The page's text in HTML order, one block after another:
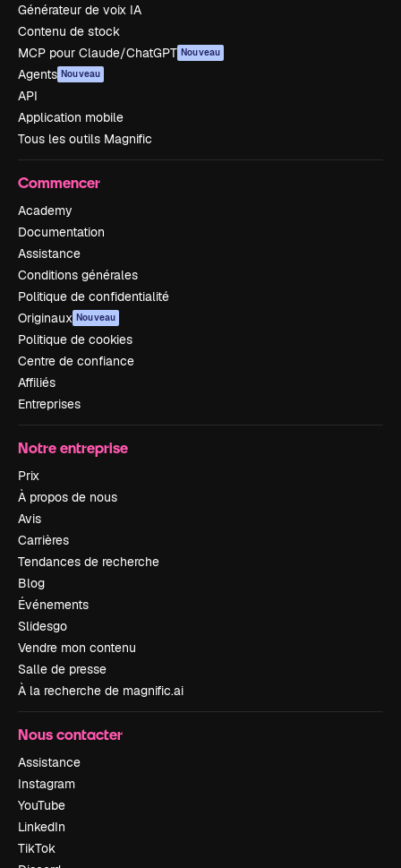
Générateur de voix IA
Contenu de stock
MCP pour Claude/ChatGPT Nouveau
Agents Nouveau
API
Application mobile
Tous les outils Magnific
Commencer
Academy
Documentation
Assistance
Conditions générales
Politique de confidentialité
Originaux Nouveau
Politique de cookies
Centre de confiance
Affiliés
Entreprises
Notre entreprise
Prix
À propos de nous
Avis
Carrières
Tendances de recherche
Blog
Événements
Slidesgo
Vendre mon contenu
Salle de presse
À la recherche de magnific.ai
Nous contacter
Assistance
Instagram
YouTube
LinkedIn
TikTok